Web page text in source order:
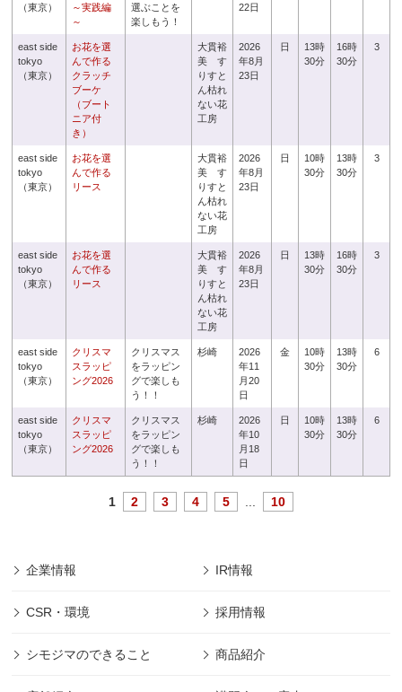
（東京）
～実践編
～
選ぶことを
楽しもう！
22日
east side
tokyo
（東京）
お花を選
んで作る
クラッチ
ブーケ
（ブート
ニア付
き）
大貫裕
美 す
りすと
ん枯れ
ない花
工房
2026
年8月
23日
日
13時
30分
16時
30分
3
east side
tokyo
（東京）
お花を選
んで作る
リース
大貫裕
美 す
りすと
ん枯れ
ない花
工房
2026
年8月
23日
日
10時
30分
13時
30分
3
east side
tokyo
（東京）
お花を選
んで作る
リース
大貫裕
美 す
りすと
ん枯れ
ない花
工房
2026
年8月
23日
日
13時
30分
16時
30分
3
east side
tokyo
（東京）
クリスマ
スラッピ
ング2026
クリスマス
をラッピン
グで楽しも
う！！
杉崎
2026
年11
月20
日
金
10時
30分
13時
30分
6
east side
tokyo
（東京）
クリスマ
スラッピ
ング2026
クリスマス
をラッピン
グで楽しも
う！！
杉崎
2026
年10
月18
日
日
10時
30分
13時
30分
6
1 2 3 4 5 10
企業情報 IR情報
CSR・環境 採用情報
シモジマのできること 商品紹介